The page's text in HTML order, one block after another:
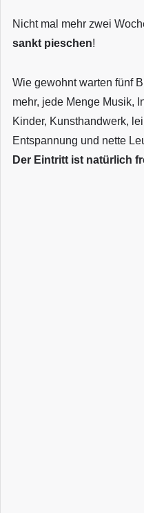
Nicht mal mehr zwei
sankt pieschen!
Wie gewohnt warten fünf
mehr, jede Menge Musik,
Kinder, Kunsthandwerk,
Entspannung und nette
Der Eintritt ist natürlich